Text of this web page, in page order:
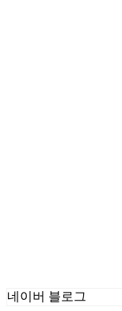
네이버 블로그